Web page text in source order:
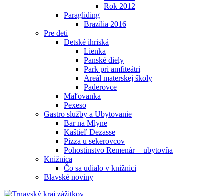
Rok 2012
Paragliding
Brazília 2016
Pre deti
Detské ihriská
Lienka
Panské diely
Park pri amfiteátri
Areál materskej školy
Paderovce
Maľovanka
Pexeso
Gastro služby a Ubytovanie
Bar na Mlyne
Kaštieľ Dezasse
Pizza u sekerovcov
Pohostinstvo Remenár + ubytovňa
Knižnica
Čo sa udialo v knižnici
Blavské noviny